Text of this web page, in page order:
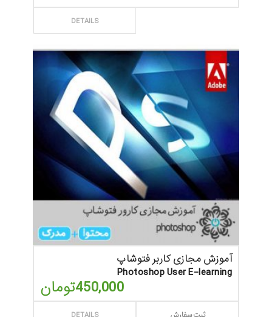
DETAILS
آموزش مجازی کاربر فتوشاپ
Photoshop User E-learning
450,000تومان